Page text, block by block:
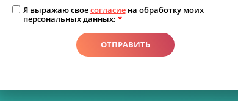
Я выражаю своесогласиена обработку моих
персональных данных: *
ОТПРАВИТЬ